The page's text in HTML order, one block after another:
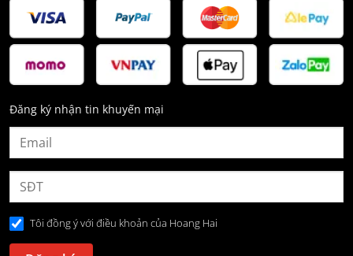
Đăng ký nhận tin khuyến mại
Tôi đồng ý với điều khoản của Hoang Hai